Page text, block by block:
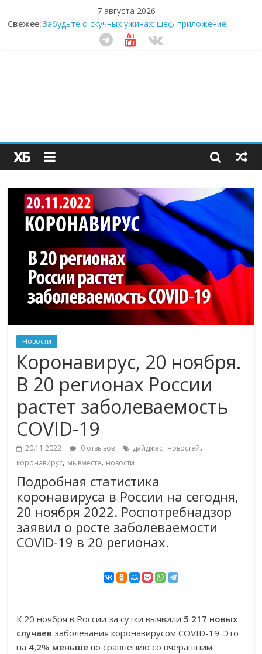
7 августа 2026
Свежее:Забудьте о скучных ужинах: шеф-приложение,
которое видит вашу еду насквозь
Небо зовёт: как бизнес на полётах дронов и
Секрет супергидратации: почему кокосовая вода с
пребиотиками становится главным трендом
здорового питания
Новости
Коронавирус, 20 ноября.
В 20 регионах России
растет заболеваемость
COVID-19
20.11.2022 0 отзывов дайджест новостей,
коронавирус, мывместе, новости
Подробная статистика
коронавируса в России на сегодня,
20 ноября 2022. Роспотребнадзор
заявил о росте заболеваемости
COVID-19 в 20 регионах.
К 20 ноября в России за сутки выявили 5 217 новых
случаев заболевания коронавирусом COVID-19. Это
на 4,2% меньше по сравнению со вчерашним